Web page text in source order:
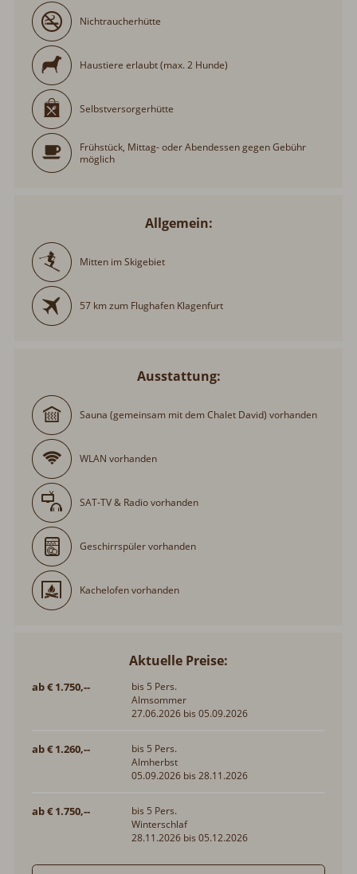
Nichtraucherhütte
Haustiere erlaubt (max. 2 Hunde)
Selbstversorgerhütte
Frühstück, Mittag- oder Abendessen gegen Gebühr
möglich
Allgemein:
Mitten im Skigebiet
57 km zum Flughafen Klagenfurt
Ausstattung:
Sauna (gemeinsam mit dem Chalet David) vorhanden
WLAN vorhanden
SAT-TV & Radio vorhanden
Geschirrspüler vorhanden
Kachelofen vorhanden
Aktuelle Preise:
ab € 1.750,--
bis 5 Pers.
Almsommer
27.06.2026 bis 05.09.2026
ab € 1.260,--
bis 5 Pers.
Almherbst
05.09.2026 bis 28.11.2026
ab € 1.750,--
bis 5 Pers.
Winterschlaf
28.11.2026 bis 05.12.2026